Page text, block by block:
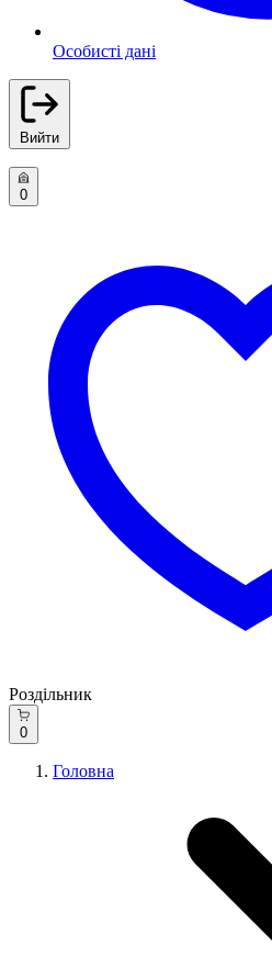
Особисті дані
Вийти
0
Роздільник
0
Головна